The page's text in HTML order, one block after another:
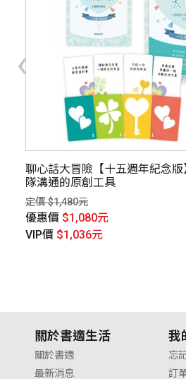
聊心話大冒險【十五週年紀念
隊溝通的原創工具
定價 $1,480元
優惠價 $1,080元
VIP價 $1,036元
‹
關於書適生活
關於書適
最新消息
我
忘
訂